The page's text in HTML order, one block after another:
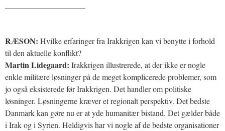
RÆSON: Hvilke erfaringer fra Irakkrigen kan vi benytte i forhold
til den aktuelle konflikt?
Martin Lidegaard: Irakkrigen illustrerede, at der ikke er nogle
enkle militære løsninger på de meget komplicerede problemer, som
jo også eksisterede før Irakkrigen. Det handler om politiske
løsninger. Løsningerne kræver et regionalt perspektiv. Det bedste
Danmark kan gøre nu er at yde humanitær bistand. Det gælder både
i Irak og i Syrien. Heldigvis har vi nogle af de bedste organisationer